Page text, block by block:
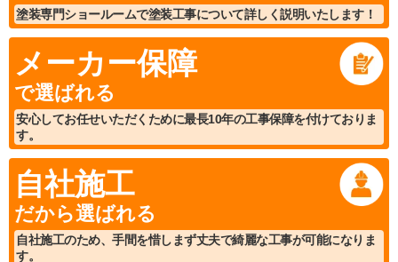
塗装専門ショールームで塗装工事について詳しく説明いたします！
メーカー保障
で選ばれる
安心してお任せいただくために最長10年の工事保障を付けておりま
す。
自社施工
だから選ばれる
自社施工のため、手間を惜しまず丈夫で綺麗な工事が可能になりま
す。